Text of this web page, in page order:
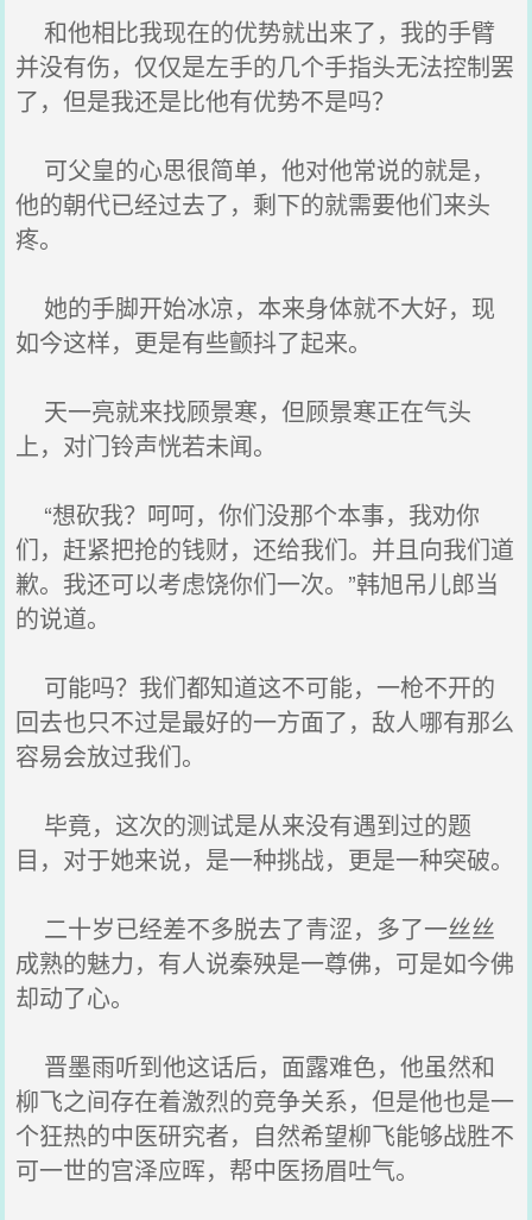
和他相比我现在的优势就出来了，我的手臂
并没有伤，仅仅是左手的几个手指头无法控制罢
了，但是我还是比他有优势不是吗？
可父皇的心思很简单，他对他常说的就是，
他的朝代已经过去了，剩下的就需要他们来头
疼。
她的手脚开始冰凉，本来身体就不大好，现
如今这样，更是有些颤抖了起来。
天一亮就来找顾景寒，但顾景寒正在气头
上，对门铃声恍若未闻。
“想砍我？呵呵，你们没那个本事，我劝你
们，赶紧把抢的钱财，还给我们。并且向我们道
歉。我还可以考虑饶你们一次。”韩旭吊儿郎当
的说道。
可能吗？我们都知道这不可能，一枪不开的
回去也只不过是最好的一方面了，敌人哪有那么
容易会放过我们。
毕竟，这次的测试是从来没有遇到过的题
目，对于她来说，是一种挑战，更是一种突破。
二十岁已经差不多脱去了青涩，多了一丝丝
成熟的魅力，有人说秦殃是一尊佛，可是如今佛
却动了心。
晋墨雨听到他这话后，面露难色，他虽然和
柳飞之间存在着激烈的竞争关系，但是他也是一
个狂热的中医研究者，自然希望柳飞能够战胜不
可一世的宫泽应晖，帮中医扬眉吐气。